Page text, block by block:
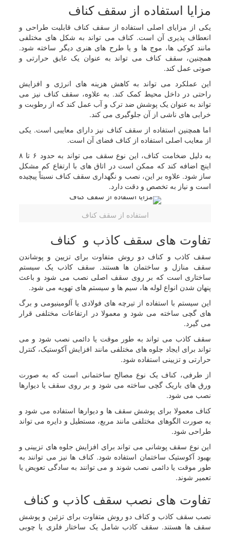
مزایا استفاده از سقف کناف
یکی از مزایای اصلی استفاده از سقف کناف قابلیت طراحی و
انعطاف پذیری آن است. کناف می تواند به شکل های مختلفی
مانند کوکی ها، موج ها و یا طرح های هنری دیگر ساخته شود.
همچنین، سقف کناف می تواند به عنوان یک عایق حرارتی و
صوتی عمل کند.
این عملکرد می تواند به کاهش هزینه های انرژی و افزایش
راحتی در داخل محیط کمک کند. به علاوه، سقف کناف نیز می
تواند به عنوان یک پوشش ضد ترک و آب عمل کند که از رطوبت و
خرابی های ناشی از آن جلوگیری می کند.
اما همچنین استفاده از سقف کناف نیز دارای معایبی است. یکی
از معایب اصلی استفاده از کناف فضای آن است.
به دلیل ضخامت کناف، این نوع سقف می تواند به حدود ۶ تا ۸
اینچ اضافه کند که ممکن است در اتاق های با ارتفاع کم مشکل
ساز شود. علاوه بر این، نصب و نگهداری سقف کناف نسبتاً پیچیده
است و نیاز به تخصص و دقت دارد.
استفاده از سقف کناف
تفاوت های سقف کاذب و کناف
سقف کاذب و کناف دو روش متفاوت برای تزیین و پوشاندن
سقف منازل و ساختمان ها هستند. سقف کاذب یک سیستم
ساختاری است که بر روی سقف اصلی نصب می شود و باعث
پنهان شدن انواع لوله ها، سیم ها و سیستم های تهویه می شود.
این سیستم با استفاده از تیرچه های فولادی یا آلومینیومی و برگ
های گچی ساخته می شود و معمولا در ارتفاعات مختلفی قرار
می گیرد.
سقف کاذب می تواند به طور موقت یا دائمی نصب شود و می
تواند برای ایجاد جلوه های مختلفی مانند افزایش آکوستیک، کنترل
حرارتی و تزیینی استفاده شود.
از طرفی، کناف یک نوع مصالح ساختمانی است که به صورت
ورق های باریک گچی ساخته می شود و بر روی سقف یا دیوارها
نصب می شود.
کناف معمولا برای پوشش سقف ها و دیوارها استفاده می شود و
به صورت الگوهای مختلفی مانند مربع، مستطیل و دایره می تواند
طراحی شود.
این نوع سقف پوشانی می تواند برای افزایش جلوه های تزیینی و
بهبود آکوستیک ساختمان استفاده شود. کناف ها نیز می توانند به
طور موقت یا دائمی نصب شوند و می توانند به سادگی تعویض یا
تعمیر شوند.
تفاوت های نصب سقف کاذب و کناف
نصب سقف کاذب و کناف دو روش متفاوت برای تزئین و پوشش
سقف ها هستند. سقف کاذب شامل یک ساختار فلزی یا چوبی